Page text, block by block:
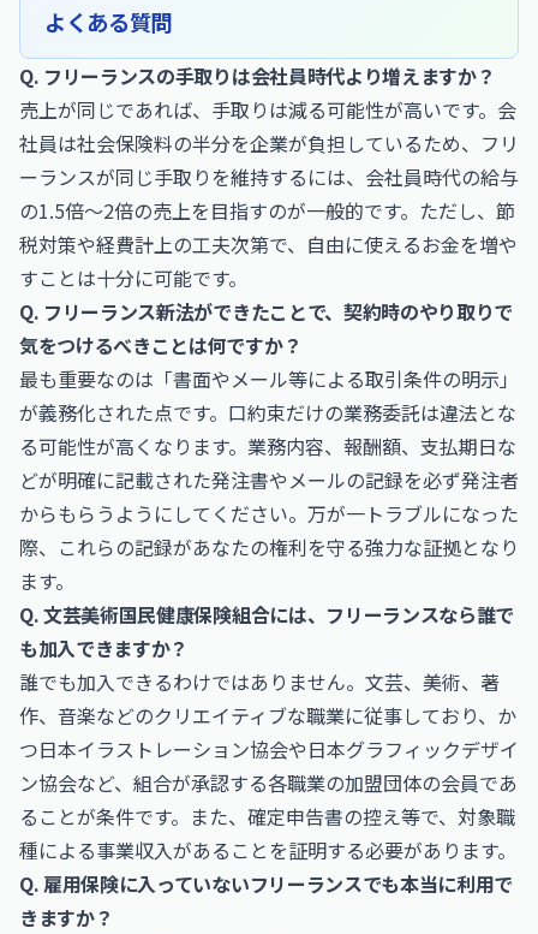
よくある質問
Q. フリーランスの手取りは会社員時代より増えますか？
売上が同じであれば、手取りは減る可能性が高いです。会
社員は社会保険料の半分を企業が負担しているため、フリ
ーランスが同じ手取りを維持するには、会社員時代の給与
の1.5倍〜2倍の売上を目指すのが一般的です。ただし、節
税対策や経費計上の工夫次第で、自由に使えるお金を増や
すことは十分に可能です。
Q. フリーランス新法ができたことで、契約時のやり取りで
気をつけるべきことは何ですか？
最も重要なのは「書面やメール等による取引条件の明示」
が義務化された点です。口約束だけの業務委託は違法とな
る可能性が高くなります。業務内容、報酬額、支払期日な
どが明確に記載された発注書やメールの記録を必ず発注者
からもらうようにしてください。万が一トラブルになった
際、これらの記録があなたの権利を守る強力な証拠となり
ます。
Q. 文芸美術国民健康保険組合には、フリーランスなら誰で
も加入できますか？
誰でも加入できるわけではありません。文芸、美術、著
作、音楽などのクリエイティブな職業に従事しており、か
つ日本イラストレーション協会や日本グラフィックデザイ
ン協会など、組合が承認する各職業の加盟団体の会員であ
ることが条件です。また、確定申告書の控え等で、対象職
種による事業収入があることを証明する必要があります。
Q. 雇用保険に入っていないフリーランスでも本当に利用で
きますか？